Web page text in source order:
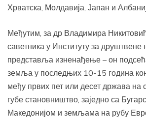
Хрватска, Молдавија, Јапан и
Међутим, за др Владимира
саветника у Институту за друштвене
представља изненађење – он
земља у последњих 10-15 година
међу првих пет или десет држава на
губе становништво, заједно са
Македонијом и земљама на рубу